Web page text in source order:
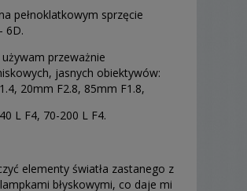
pełnoklatkowym sprzęcie
6D.
przeważnie
jasnych obiektywów:
20mm F2.8, 85mm F1.8,
L F4, 70-200 L F4.
elementy światła zastanego z
błyskowymi, co daje mi